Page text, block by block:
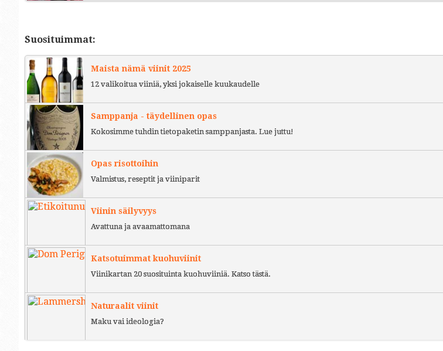
Suosituimmat:
Maista nämä viinit 2025
12 valikoitua viiniä, yksi jokaiselle kuukaudelle
Samppanja - täydellinen opas
Kokosimme tuhdin tietopaketin samppanjasta. Lue juttu!
Opas risottoihin
Valmistus, reseptit ja viiniparit
Viinin säilyvyys
Avattuna ja avaamattomana
Katsotuimmat kuohuviinit
Viinikartan 20 suosituinta kuohuviiniä. Katso tästä.
Naturaalit viinit
Maku vai ideologia?